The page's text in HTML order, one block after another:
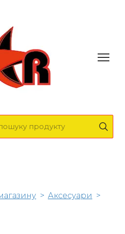
Аксесуари